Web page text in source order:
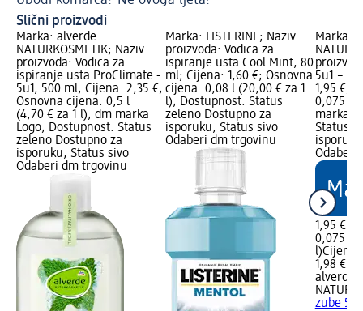
Slični proizvodi
Marka: alverde
NATURKOSMETIK; Naziv
proizvoda: Vodica za
ispiranje usta ProClimate -
5u1, 500 ml; Cijena: 2,35 €;
Osnovna cijena: 0,5 l
(4,70 € za 1 l); dm marka
Logo; Dostupnost: Status
zeleno Dostupno za
isporuku, Status sivo
Odaberi dm trgovinu
Marka: LISTERINE; Naziv
proizvoda: Vodica za
ispiranje usta Cool Mint, 80
ml; Cijena: 1,60 €; Osnovna
cijena: 0,08 l (20,00 € za 1
l); Dostupnost: Status
zeleno Dostupno za
isporuku, Status sivo
Odaberi dm trgovinu
Marka:
5u1 –
1,95 €;
0,075 l
marka
Status
Odaberi
1,95 €
0,075 l
l)Cijena
1,98 €
alverde
zube